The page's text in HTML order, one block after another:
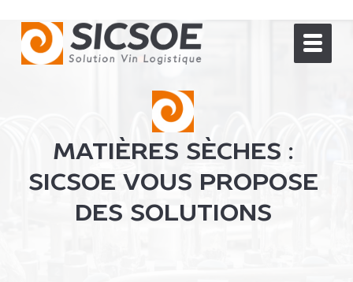
MATIÈRES SÈCHES :
SICSOE VOUS PROPOSE
DES SOLUTIONS